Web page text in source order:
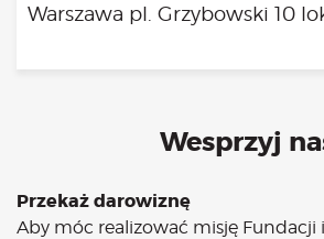
Warszawa pl. Grzybowski 10
Wesprzyj
Przekaż darowiznę
Aby móc realizować misję Fundacji